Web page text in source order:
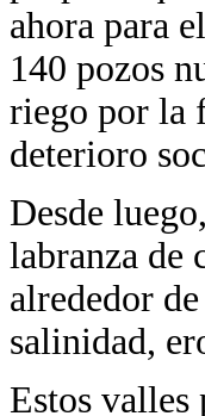
ahora para
140 pozos
riego por la
deterioro
Desde
labranza de
alrededor
salinidad,
Estos valles